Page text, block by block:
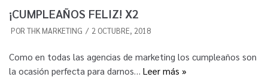
¡CUMPLEAÑOS FELIZ! X2
POR THK MARKETING 2 OCTUBRE, 2018
Como en todas las agencias de marketing los cumpleaños son
la ocasión perfecta para darnos… Leer más »